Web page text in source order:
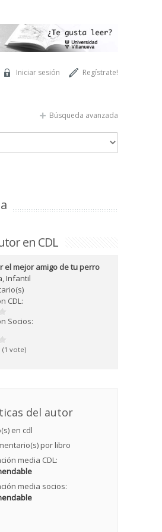
Regístrate!
Iniciar sesión
Búsqueda avanzada
en CDL
el mejor amigo de tu perro
,Infantil
CDL:
Socios:
(1 vote)
del autor
en cdl
por libro
media CDL:
media socios: